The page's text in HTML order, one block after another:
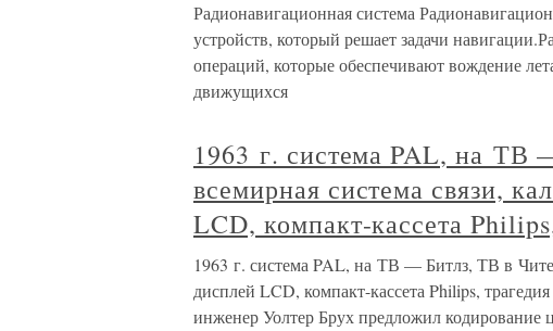
Радионавигационная система
устройств, который решает задачи
операций, которые обеспечивают вождение
движущихся
1963 г. система PAL, на ТВ
всемирная система связи,
LCD, компакт-кассета
1963 г. система PAL, на ТВ — Битлз, ТВ в
дисплей LCD, компакт-кассета Philips,
инженер Уолтер Брух предложил кодирование